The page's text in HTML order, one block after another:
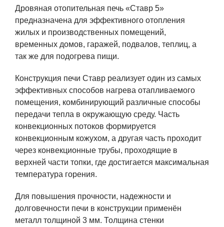
Дровяная отопительная печь «Ставр 5»
предназначена для эффективного отопления
жилых и производственных помещений,
временных домов, гаражей, подвалов, теплиц, а
так же для подогрева пищи.
Конструкция печи Ставр реализует один из самых
эффективных способов нагрева отапливаемого
помещения, комбинирующий различные способы
передачи тепла в окружающую среду. Часть
конвекционных потоков формируется
конвекционным кожухом, а другая часть проходит
через конвекционные трубы, проходящие в
верхней части топки, где достигается максимальная
температура горения.
Для повышения прочности, надежности и
долговечности печи в конструкции применён
металл толщиной 3 мм. Толщина стенки